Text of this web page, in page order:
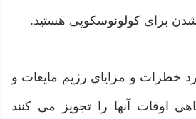
شدن برای کولونوسکوپی هستید.
خطرات و مزایای رژیم مایعات و
اوقات آنها را تجویز می کنند